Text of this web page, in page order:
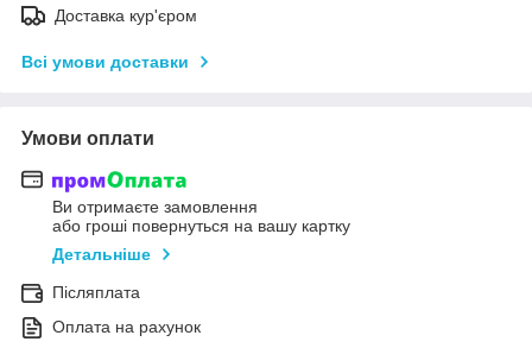
Доставка кур'єром
Всі умови доставки
Умови оплати
Ви отримаєте замовлення
або гроші повернуться на вашу картку
Детальніше
Післяплата
Оплата на рахунок